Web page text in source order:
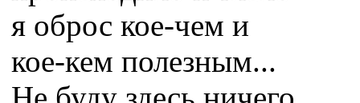
я оброс кое-чем и
кое-кем полезным...